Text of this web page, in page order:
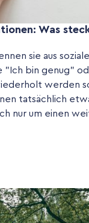
Was
sie aus
"Ich bin genug"
werden
tatsächlich
nur um einen